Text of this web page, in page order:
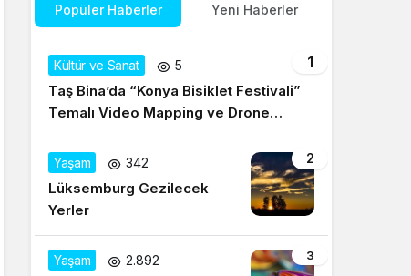
Popüler Haberler Yeni Haberler
1
Kültür ve Sanat 5
Taş Bina’da “Konya Bisiklet Festivali”
Temalı Video Mapping ve Drone
Gösterisi Yapıldı
2
Yaşam 342
Lüksemburg Gezilecek
Yerler
3
Yaşam 2.892